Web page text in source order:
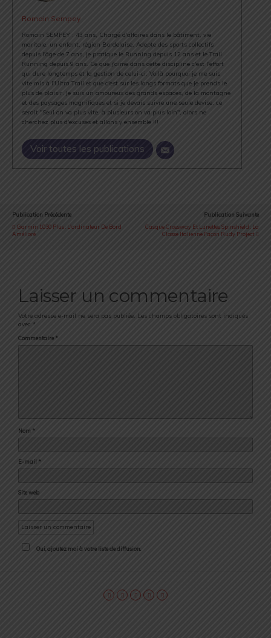
Romain Sempey
Romain SEMPEY : 43 ans, Chargé d'affaires dans le bâtiment, vie
maritale, un enfant, région Bordelaise. Adepte des sports collectifs
depuis l'âge de 7 ans, je pratique le Running depuis 12 ans et le Trail
Running depuis 9 ans. Ce que j'aime dans cette discipline c'est l'effort
qui dure longtemps et la gestion de celui-ci. Voilà pourquoi je me suis
vite mis à l'Ultra Trail et que c'est sur les longs formats que je prends le
plus de plaisir. Je suis un amoureux des grands espaces, de la montagne
et des paysages magnifiques et si je devais suivre une seule devise, ce
serait "Seul on va plus vite, à plusieurs on va plus loin", alors ne
cherchez plus d'excuses et allons y ensemble !!!
Voir toutes les publications
Publication Précédente
Garmin 1030 Plus : L'ordinateur De Bord
Amélioré
Publication Suivante
Casque Crossway Et Lunettes Spinshield : La
Classe Italienne Façon Rudy Project
Laisser un commentaire
Votre adresse e-mail ne sera pas publiée. Les champs obligatoires sont indiqués
avec *
Commentaire *
Nom *
E-mail *
Site web
Oui, ajoutez moi à votre liste de diffusion.